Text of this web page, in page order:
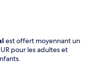
est offert moyennant un
pour les adultes et